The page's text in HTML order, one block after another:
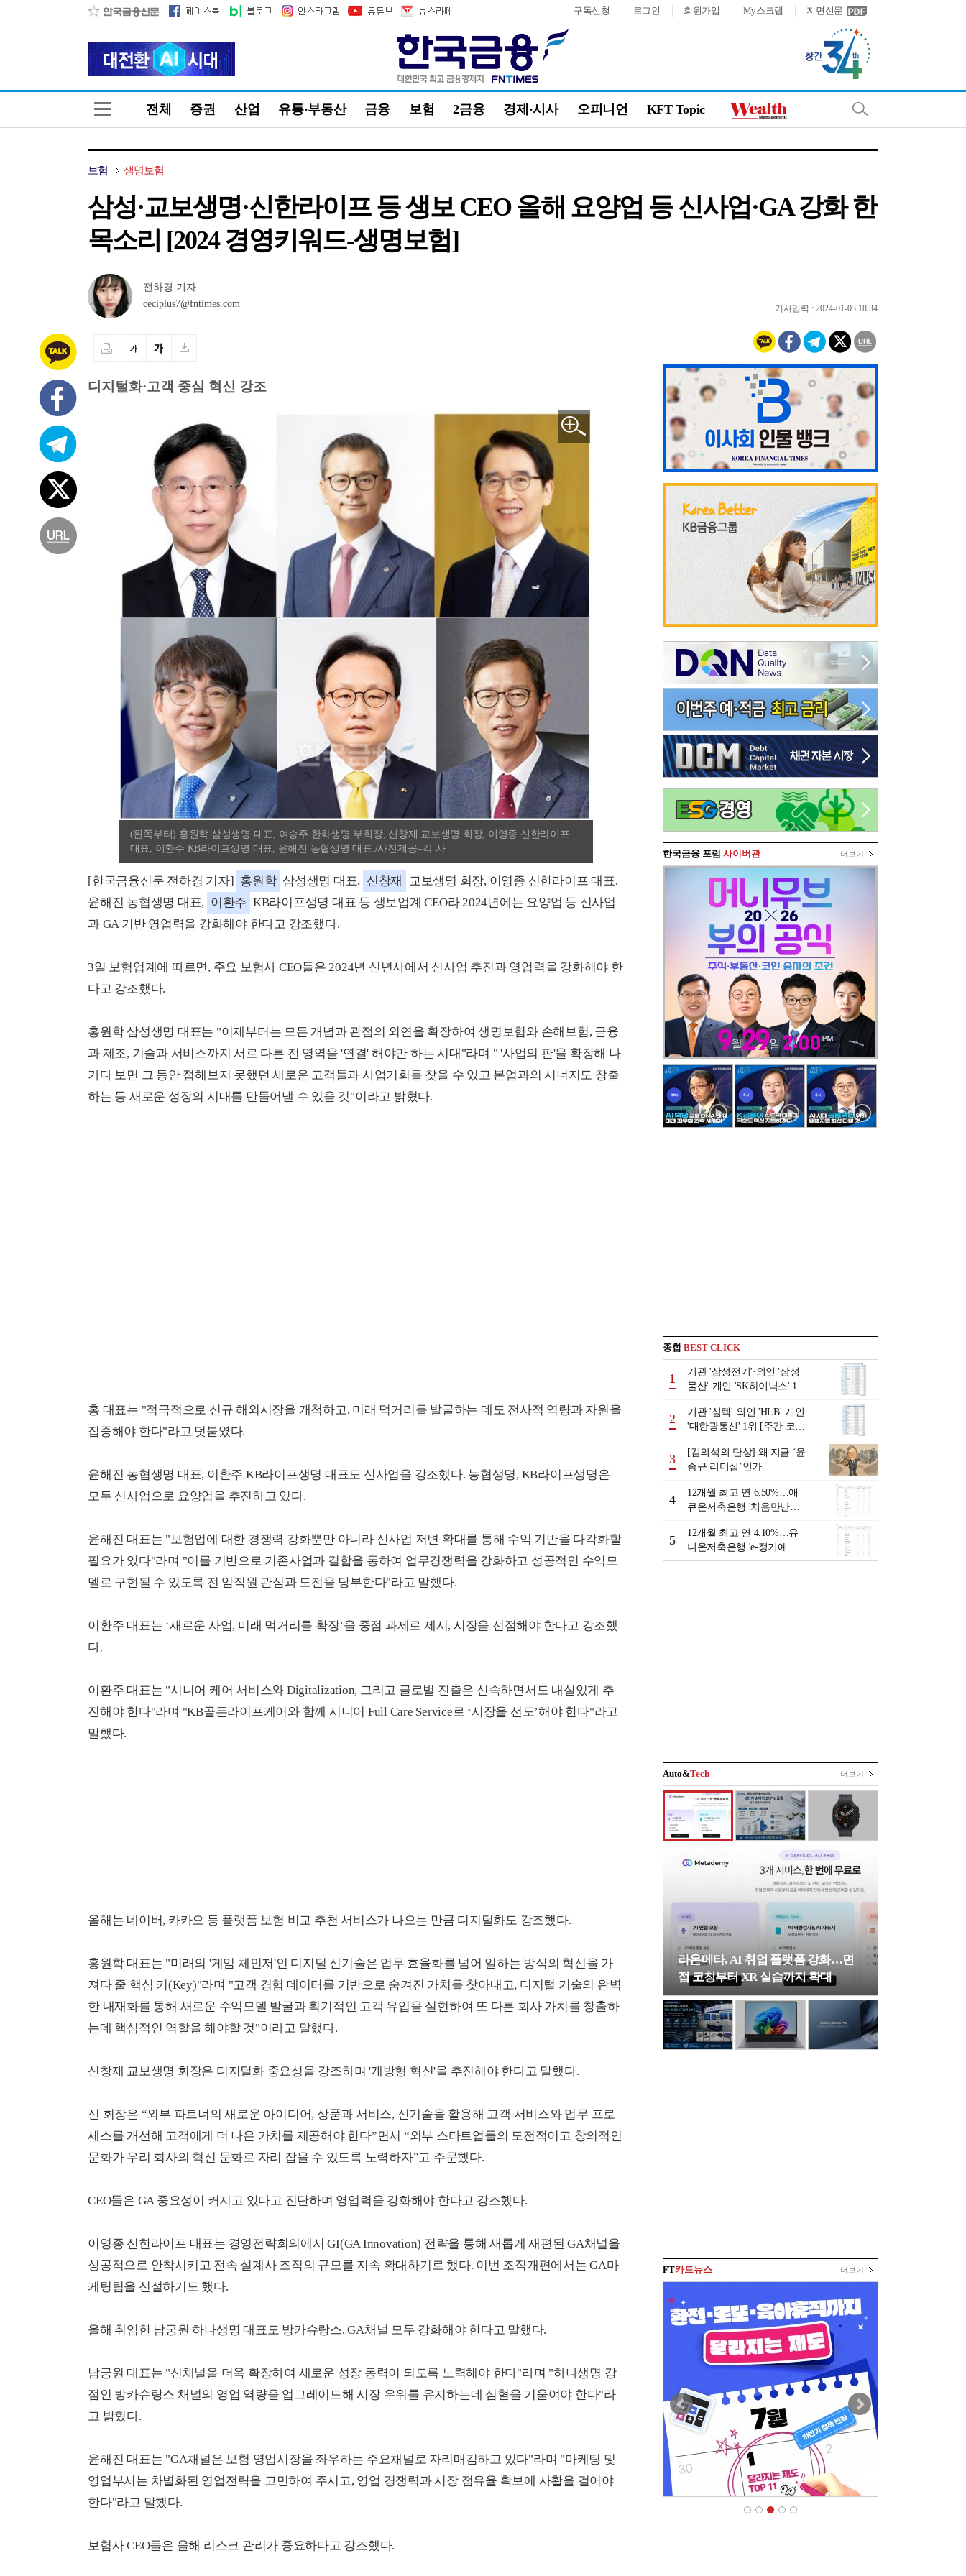
구독신청 로그인 회원가입 My스크랩 지면신문
전체 증권 산업 유통·부동산 금융 보험 2금융 경제·시사 오피니언 KFT Topic
보험 생명보험
삼성·교보생명·신한라이프 등 생보 CEO 올해 요양업 등 신사업·GA 강화 한
목소리 [2024 경영키워드-생명보험]
전하경 기자
ceciplus7@fntimes.com
기사입력 : 2024-01-03 18:34
디지털화·고객 중심 혁신 강조
(왼쪽부터) 홍원학 삼성생명 대표, 여승주 한화생명 부회장, 신창재 교보생명 회장, 이영종 신한라이프
대표, 이환주 KB라이프생명 대표, 윤해진 농협생명 대표./사진제공=각 사
[한국금융신문 전하경 기자] 홍원학 삼성생명 대표, 신창재
교보생명 회장, 이영종 신한라이프 대표,
윤해진 농협생명 대표, 이환주 KB라이프생명 대표 등 생보업계 CEO라 2024년에는 요양업 등 신사업
과 GA 기반 영업력을 강화해야 한다고 강조했다.
3일 보험업계에 따르면, 주요 보험사 CEO들은 2024년 신년사에서 신사업 추진과 영업력을 강화해야 한
다고 강조했다.
홍원학 삼성생명 대표는 "이제부터는 모든 개념과 관점의 외연을 확장하여 생명보험와 손해보험, 금융
과 제조, 기술과 서비스까지 서로 다른 전 영역을 '연결' 해야만 하는 시대"라며 " '사업의 판'을 확장해 나
가다 보면 그 동안 접해보지 못했던 새로운 고객들과 사업기회를 찾을 수 있고 본업과의 시너지도 창출
하는 등 새로운 성장의 시대를 만들어낼 수 있을 것"이라고 밝혔다.
홍 대표는 "적극적으로 신규 해외시장을 개척하고, 미래 먹거리를 발굴하는 데도 전사적 역량과 자원을
집중해야 한다"라고 덧붙였다.
윤해진 농협생명 대표, 이환주 KB라이프생명 대표도 신사업을 강조했다. 농협생명, KB라이프생명은
모두 신사업으로 요양업을 추진하고 있다.
윤해진 대표는 "보험업에 대한 경쟁력 강화뿐만 아니라 신사업 저변 확대를 통해 수익 기반을 다각화할
필요가 있다"라며 "이를 기반으로 기존사업과 결합을 통하여 업무경쟁력을 강화하고 성공적인 수익모
델로 구현될 수 있도록 전 임직원 관심과 도전을 당부한다"라고 말했다.
이환주 대표는 ‘새로운 사업, 미래 먹거리를 확장’을 중점 과제로 제시, 시장을 선점해야 한다고 강조했
다.
이환주 대표는 "시니어 케어 서비스와 Digitalization, 그리고 글로벌 진출은 신속하면서도 내실있게 추
진해야 한다"라며 "KB골든라이프케어와 함께 시니어 Full Care Service로 ‘시장을 선도’해야 한다"라고
말했다.
올해는 네이버, 카카오 등 플랫폼 보험 비교 추천 서비스가 나오는 만큼 디지털화도 강조했다.
홍원학 대표는 "미래의 '게임 체인저'인 디지털 신기술은 업무 효율화를 넘어 일하는 방식의 혁신을 가
져다 줄 핵심 키(Key)"라며 "고객 경험 데이터를 기반으로 숨겨진 가치를 찾아내고, 디지털 기술의 완벽
한 내재화를 통해 새로운 수익모델 발굴과 획기적인 고객 유입을 실현하여 또 다른 회사 가치를 창출하
는데 핵심적인 역할을 해야할 것"이라고 말했다.
신창재 교보생명 회장은 디지털화 중요성을 강조하며 '개방형 혁신'을 추진해야 한다고 말했다.
신 회장은 “외부 파트너의 새로운 아이디어, 상품과 서비스, 신기술을 활용해 고객 서비스와 업무 프로
세스를 개선해 고객에게 더 나은 가치를 제공해야 한다”면서 “외부 스타트업들의 도전적이고 창의적인
문화가 우리 회사의 혁신 문화로 자리 잡을 수 있도록 노력하자”고 주문했다.
CEO들은 GA 중요성이 커지고 있다고 진단하며 영업력을 강화해야 한다고 강조했다.
이영종 신한라이프 대표는 경영전략회의에서 GI(GA Innovation) 전략을 통해 새롭게 재편된 GA채널을
성공적으로 안착시키고 전속 설계사 조직의 규모를 지속 확대하기로 했다. 이번 조직개편에서는 GA마
케팅팀을 신설하기도 했다.
올해 취임한 남궁원 하나생명 대표도 방카슈랑스, GA채널 모두 강화해야 한다고 말했다.
남궁원 대표는 "신채널을 더욱 확장하여 새로운 성장 동력이 되도록 노력해야 한다"라며 "하나생명 강
점인 방카슈랑스 채널의 영업 역량을 업그레이드해 시장 우위를 유지하는데 심혈을 기울여야 한다"라
고 밝혔다.
윤해진 대표는 "GA채널은 보험 영업시장을 좌우하는 주요채널로 자리매김하고 있다"라며 "마케팅 및
영업부서는 차별화된 영업전략을 고민하여 주시고, 영업 경쟁력과 시장 점유율 확보에 사활을 걸어야
한다"라고 말했다.
보험사 CEO들은 올해 리스크 관리가 중요하다고 강조했다.
한국금융 포럼 사이버관 더보기
종합BEST CLICK
1
기관 '삼성전기'·외인 '삼성
물산'·개인 'SK하이닉스' 1위
년 8월3일~8월7일]
2
기관 '심텍'·외인 'HLB'·개인
'대한광통신' 1위 [주간 코스
월7일]
3
[김의석의 단상] 왜 지금 ‘윤
종규 리더십’인가
4
12개월 최고 연 6.50%…애
큐온저축은행 '처음만난적
리-8월 2주]
5
12개월 최고 연 4.10%…유
니온저축은행 'e-정기예
금'[이주의 저축은행 예금금
Auto&Tech 더보기
라온메타, AI 취업 플랫폼 강화…면
접 코칭부터 XR 실습까지 확대
FT카드뉴스 더보기